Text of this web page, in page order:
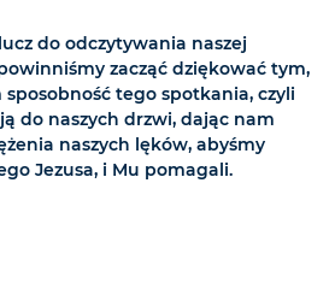
do odczytywania naszej
zacząć dziękować tym,
tego spotkania, czyli
do naszych drzwi, dając nam
naszych lęków, abyśmy
Jezusa, i Mu pomagali.